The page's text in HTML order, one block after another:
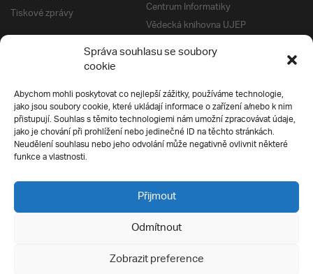
Správa souhlasu se soubory
cookie
Abychom mohli poskytovat co nejlepší zážitky, používáme technologie,
jako jsou soubory cookie, které ukládají informace o zařízení a/nebo k nim
přistupují. Souhlas s těmito technologiemi nám umožní zpracovávat údaje,
jako je chování při prohlížení nebo jedinečné ID na těchto stránkách.
Neudělení souhlasu nebo jeho odvolání může negativně ovlivnit některé
funkce a vlastnosti.
Přijmout
Odmítnout
Zobrazit preference
Tiskové zprávy
Centrum Informatiky
Vědecká knihovna UJEP
Správa kolejí a menz
Univerzitní centrum podpory
Silverius
Pro uchazeče
Přijímací řízení
E-prihlaska
Přípravné kurzy
Ochrana soukromí
Všechna práva vyhrazena